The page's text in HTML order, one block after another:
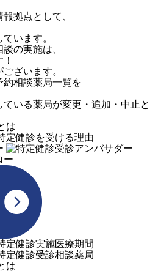
拠点として、
います。
の実施は、
ざいます。
相談薬局一覧を
いる薬局が変更・追加・中止と